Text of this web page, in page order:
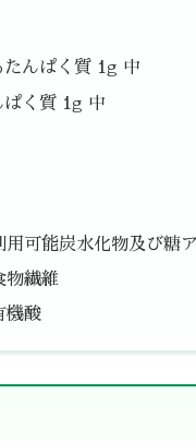
たんぱく質 1g 中
ぱく質 1g 中
可能炭水化物及び糖
物繊維
機酸